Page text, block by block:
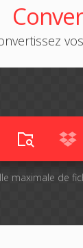
maximale de